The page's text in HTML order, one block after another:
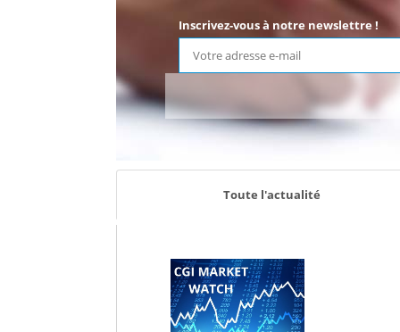
Inscrivez-vous à notre newslettre !
Toute l'actualité